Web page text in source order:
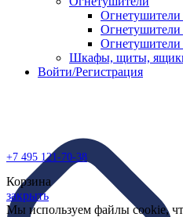
Шкафы, щиты,
Войти/Регистрация
+7 495 121-70-38
Корзина
закрыть
Мы используем файлы cookie,